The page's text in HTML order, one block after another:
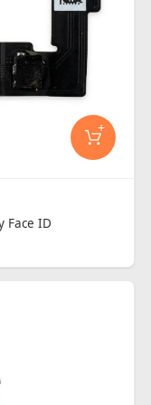
+
Face ID